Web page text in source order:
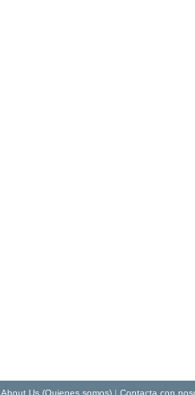
About Us (Quienes somos) | Contacta con